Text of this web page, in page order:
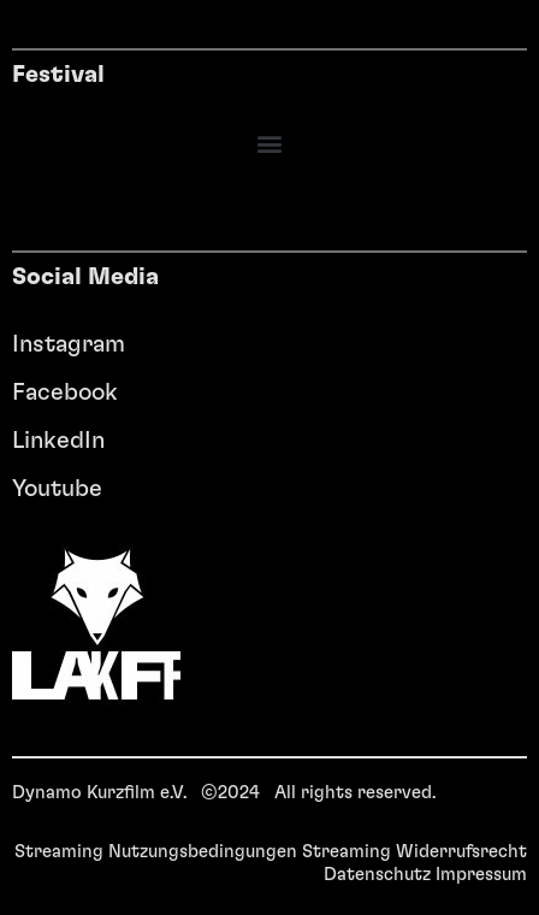
Festival
Social Media
Instagram
Facebook
LinkedIn
Youtube
Dynamo Kurzfilm e.V. ©2024 All rights reserved.
Streaming Nutzungsbedingungen Streaming Widerrufsrecht
Datenschutz Impressum